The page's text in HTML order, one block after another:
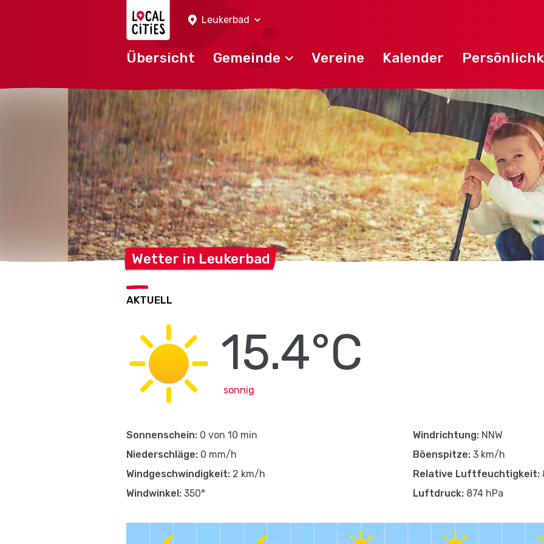
Leukerbad
Übersicht Gemeinde Vereine Kalender
Wetter in Leukerbad
AKTUELL
15.4°C
sonnig
Sonnenschein: 0 von 10 min
Niederschläge: 0 mm/h
Windgeschwindigkeit: 2 km/h
Windwinkel: 350°
Windrichtung: NNW
Böenspitze: 3 km/h
Relative Luftfeuchtigkeit:
Luftdruck: 874 hPa